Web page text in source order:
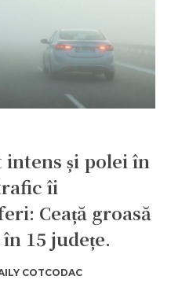
intens și polei în
îi
Ceață groasă
15 județe.
COTCODAC